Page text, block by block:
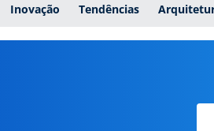
Inovação Tendências